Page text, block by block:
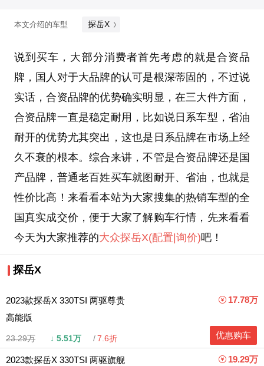
本文介绍的车型 探岳X
说到买车，大部分消费者首先考虑的就是合资品
牌，国人对于大品牌的认可是根深蒂固的，不过说
实话，合资品牌的优势确实明显，在三大件方面，
合资品牌一直是稳定耐用，比如说日系车型，省油
耐开的优势尤其突出，这也是日系品牌在市场上经
久不衰的根本。综合来讲，不管是合资品牌还是国
产品牌，普通老百姓买车就图耐开、省油，也就是
性价比高！来看看本站为大家搜集的热销车型的全
国真实成交价，便于大家了解购车行情，先来看看
今天为大家推荐的大众探岳X(配置 |询价)吧！
探岳X
2023款探岳X 330TSI 两驱尊贵
高能版
23.29万 ↓ 5.51万 7.6折
17.78万
优惠购车
2023款探岳X 330TSI 两驱旗舰
19.29万